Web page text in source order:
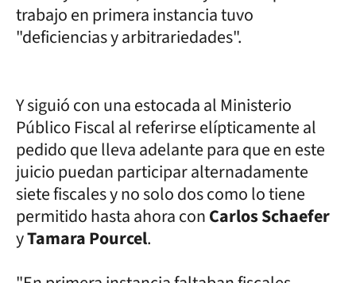
trabajo en primera instancia tuvo
"deficiencias y arbitrariedades".
Y siguió con una estocada al Ministerio
Público Fiscal al referirse elípticamente al
pedido que lleva adelante para que en este
juicio puedan participar alternadamente
siete fiscales y no solo dos como lo tiene
permitido hasta ahora conCarlos Schaefer
yTamara Pourcel.